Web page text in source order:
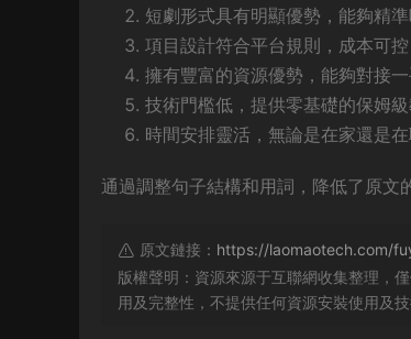
短劇形式具有明顯優勢，能夠精
項目設計符合平台規則，成本可控
擁有豐富的資源優勢，能夠對接
技術門檻低，提供零基礎的保姆級
時間安排靈活，無論是在家還是在
通過調整句子結構和用詞，降低了原文
原文鏈接： https://laomaotech.com/
版權聲明：資源來源于互聯網收集整理，
用及完整性，不提供任何資源安裝使用及